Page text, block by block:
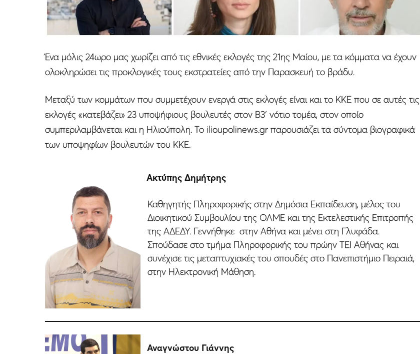
Ένα μόλις 24ωρο μας χωρίζει από τις εθνικές εκλογές της 21ης Μαίου, με τα κόμματα να έχουν
ολοκληρώσει τις προκλογικές τους εκστρατείες από την Παρασκευή το βράδυ.
Μεταξύ των κομμάτων που συμμετέχουν ενεργά στις εκλογές είναι και το ΚΚΕ που σε αυτές τις
εκλογές «κατεβάζει» 23 υποψήφιους βουλευτές στον Β3′ νότιο τομέα, στον οποίο
συμπεριλαμβάνεται και η Ηλιούπολη. Το ilioupolinews.gr παρουσιάζει τα σύντομα βιογραφικά
των υποψηφίων βουλευτών του ΚΚΕ.
Ακτύπης Δηµήτρης
Καθηγητής Πληροφορικής στην Δηµόσια Εκπαίδευση, µέλος του
Διοικητικού Συµβουλίου της ΟΛΜΕ και της Εκτελεστικής Επιτροπής
της ΑΔΕΔΥ. Γεννήθηκε στην Αθήνα και µένει στη Γλυφάδα.
Σπούδασε στο τµήµα Πληροφορικής του πρώην ΤΕΙ Αθήνας και
συνέχισε τις µεταπτυχιακές του σπουδές στο Πανεπιστήµιο Πειραιά,
στην Ηλεκτρονική Μάθηση.
Αναγνώστου Γιάννης